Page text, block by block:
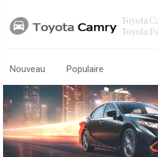
Toyota
Toyota
Nouveau Populaire